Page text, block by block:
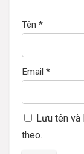
Tên *
Email *
Lưu tên và
theo.